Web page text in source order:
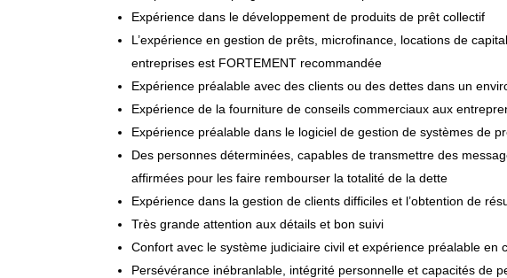
Expérience dans le développement de produits de prêt collectif
L’expérience en gestion de prêts, microfinance, locations de
entreprises est FORTEMENT recommandée
Expérience préalable avec des clients ou des dettes dans un
Expérience de la fourniture de conseils commerciaux aux
Expérience préalable dans le logiciel de gestion de systèmes de
Des personnes déterminées, capables de transmettre des
affirmées pour les faire rembourser la totalité de la dette
Expérience dans la gestion de clients difficiles et l’obtention de
Très grande attention aux détails et bon suivi
Confort avec le système judiciaire civil et expérience préalable en
Persévérance inébranlable, intégrité personnelle et capacités de